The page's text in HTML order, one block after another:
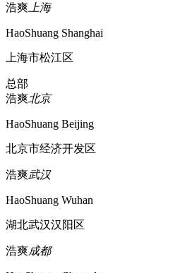
浩爽上海
HaoShuang Shanghai
上海市松江区
总部
浩爽北京
HaoShuang Beijing
北京市经济开发区
浩爽武汉
HaoShuang Wuhan
湖北武汉汉阳区
浩爽成都